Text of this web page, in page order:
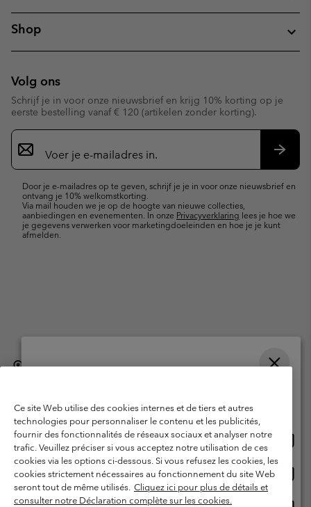
Shop
Volg ons
Schrijf je in voor onze nieuwsbrief en krijg 10% korting op je
eerste bestelling vanaf € 120 (artikelen zonder korting).
Aanmelden
voor
e-
Door je e-mailadres op te geven, schrijf je je in voor onze nieuwsbrief en
ontvang je 10% welkomstkorting.
Via mail houden we je op de hoogte van nieuwe collecties,
aanbiedingen en evenementen. In onze Privacyverklaring lees je hoe we
je gegevens verwerken voor marketingdoeleinden en hoe je je kunt
afmelden.
België (Nederlands) | English ›| français ›
Gebruiksvoorwaarden
Verkoopvoorwaarden
Garantie
Privacybeleid
Gebruiksvoorwaarden voor lidmaatschap
Voorwaarden voor door gebruikers gegenereerde inhoud
Impressum
Cookies
Ce site Web utilise des cookies internes et de tiers et autres
technologies pour personnaliser le contenu et les publicités,
fournir des fonctionnalités de réseaux sociaux et analyser notre
trafic. Veuillez préciser si vous acceptez notre utilisation de ces
cookies via les options ci-dessous. Si vous refusez les cookies, les
cookies strictement nécessaires au fonctionnement du site Web
seront tout de même utilisés. Cliquez ici pour plus de détails et
consulter notre Déclaration complète sur les cookies.
Online shoppen beschikbaar
United States
Belgium-English